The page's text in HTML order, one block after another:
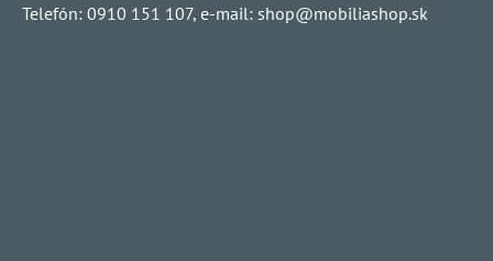
Telefón: 0910 151 107, e-mail: shop@mobiliashop.sk